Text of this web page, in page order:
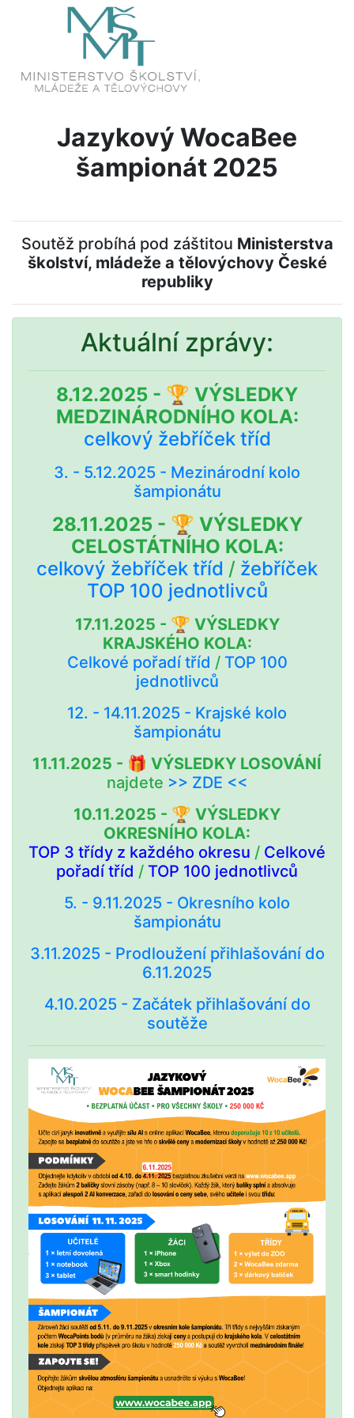
Jazykový WocaBee
šampionát 2025
Soutěž probíhá pod záštitou Ministerstva
školství, mládeže a tělovýchovy České
republiky
Aktuální zprávy:
8.12.2025 - 🏆 VÝSLEDKY
MEDZINÁRODNÍHO KOLA:
celkový žebříček tříd
3. - 5.12.2025 - Mezinárodní kolo
šampionátu
28.11.2025 - 🏆 VÝSLEDKY
CELOSTÁTNÍHO KOLA:
celkový žebříček tříd / žebříček
TOP 100 jednotlivců
17.11.2025 - 🏆 VÝSLEDKY
KRAJSKÉHO KOLA:
Celkové pořadí tříd / TOP 100
jednotlivců
12. - 14.11.2025 - Krajské kolo
šampionátu
11.11.2025 - 🎁 VÝSLEDKY LOSOVÁNÍ
najdete >> ZDE <<
10.11.2025 - 🏆 VÝSLEDKY
OKRESNÍHO KOLA:
TOP 3 třídy z každého okresu / Celkové
pořadí tříd / TOP 100 jednotlivců
5. - 9.11.2025 - Okresního kolo
šampionátu
3.11.2025 - Prodloužení přihlašování do
6.11.2025
4.10.2025 - Začátek přihlašování do
soutěže